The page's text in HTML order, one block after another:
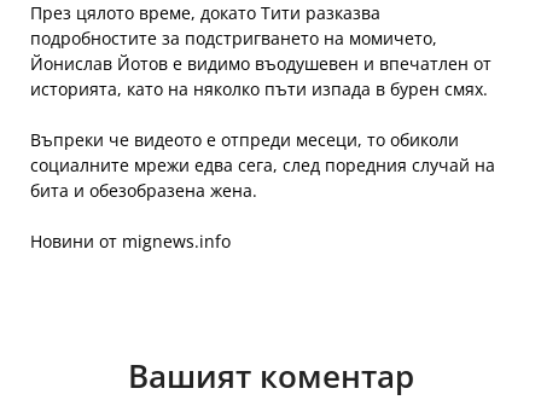
През цялото време, докато Тити разказва
подробностите за подстригването на момичето,
Йонислав Йотов е видимо въодушевен и впечатлен от
историята, като на няколко пъти изпада в бурен смях.
Въпреки че видеото е отпреди месеци, то обиколи
социалните мрежи едва сега, след поредния случай на
бита и обезобразена жена.
Новини от mignews.info
Вашият коментар